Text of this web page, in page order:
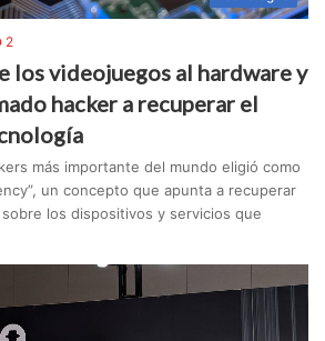
2
los videojuegos al hardware y
hacker a recuperar el
más importante del mundo eligió como
un concepto que apunta a recuperar
los dispositivos y servicios que